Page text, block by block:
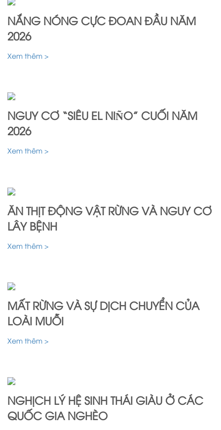
NẮNG NÓNG CỰC ĐOAN ĐẦU NĂM
2026
Xem thêm >
NGUY CƠ “SIÊU EL NIÑO” CUỐI NĂM
2026
Xem thêm >
ĂN THỊT ĐỘNG VẬT RỪNG VÀ NGUY CƠ
LÂY BỆNH
Xem thêm >
MẤT RỪNG VÀ SỰ DỊCH CHUYỂN CỦA
LOÀI MUỖI
Xem thêm >
NGHỊCH LÝ HỆ SINH THÁI GIÀU Ở CÁC
QUỐC GIA NGHÈO